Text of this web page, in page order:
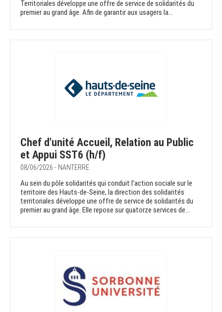
Territoriales développe une offre de service de solidarités du
premier au grand âge. Afin de garantir aux usagers la...
Chef d'unité Accueil, Relation au Public
et Appui SST6 (h/f)
08/06/2026 - NANTERRE
Au sein du pôle solidarités qui conduit l’action sociale sur le
territoire des Hauts-de-Seine, la direction des solidarités
territoriales développe une offre de service de solidarités du
premier au grand âge. Elle repose sur quatorze services de...